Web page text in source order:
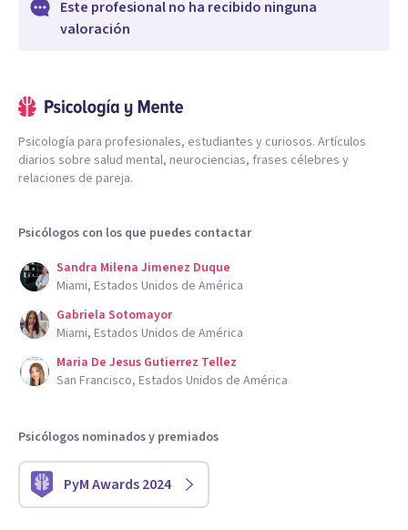
Este profesional no ha recibido ninguna
valoración
Psicología para profesionales, estudiantes y curiosos. Artículos
diarios sobre salud mental, neurociencias, frases célebres y
relaciones de pareja.
Psicólogos con los que puedes contactar
Sandra Milena Jimenez Duque
Miami, Estados Unidos de América
Gabriela Sotomayor
Miami, Estados Unidos de América
Maria De Jesus Gutierrez Tellez
San Francisco, Estados Unidos de América
Psicólogos nominados y premiados
PyM Awards 2024